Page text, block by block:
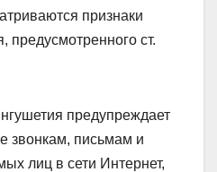
признаки
предусмотренного ст.
предупреждает
звонкам, письмам и
лиц в сети Интернет,